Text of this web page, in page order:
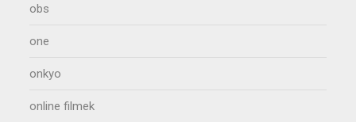
obs
one
onkyo
online filmek